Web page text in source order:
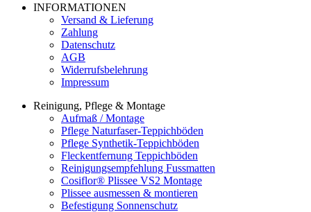
INFORMATIONEN
Versand & Lieferung
Zahlung
Datenschutz
AGB
Widerrufsbelehrung
Impressum
Reinigung, Pflege & Montage
Aufmaß / Montage
Pflege Naturfaser-Teppichböden
Pflege Synthetik-Teppichböden
Fleckentfernung Teppichböden
Reinigungsempfehlung Fussmatten
Cosiflor® Plissee VS2 Montage
Plissee ausmessen & montieren
Befestigung Sonnenschutz